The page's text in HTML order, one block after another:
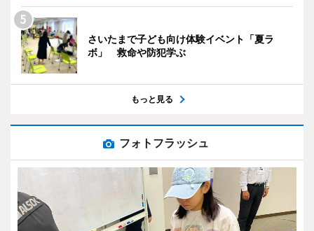
さいたまで子ども向け体験イベント「夏ラ
ボ」 救命や防犯学ぶ
もっと見る
フォトフラッシュ